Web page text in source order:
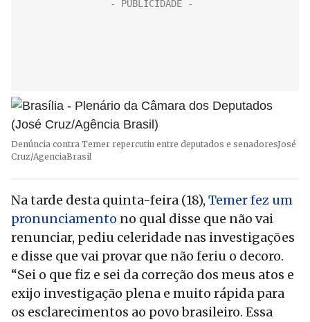
Denúncia contra Temer repercutiu entre deputados e senadoresJosé
Cruz/AgenciaBrasil
Na tarde desta quinta-feira (18), Temer fez um
pronunciamento no qual disse que não vai
renunciar, pediu celeridade nas investigações
e disse que vai provar que não feriu o decoro.
“Sei o que fiz e sei da correção dos meus atos e
exijo investigação plena e muito rápida para
os esclarecimentos ao povo brasileiro. Essa